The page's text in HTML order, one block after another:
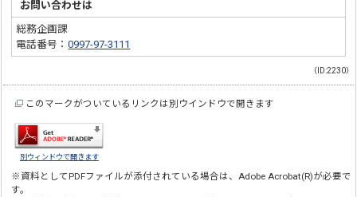
お問い合わせは
総務企画課
電話番号：0997-97-3111
（ID:2230）
このマークがついているリンクは別ウインドウで開きます
別ウィンドウで開きます
※資料としてPDFファイルが添付されている場合は、Adobe Acrobat(R)が必要で
す。